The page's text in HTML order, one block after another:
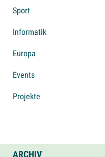
Sport
Informatik
Europa
Events
Projekte
ARCHIV